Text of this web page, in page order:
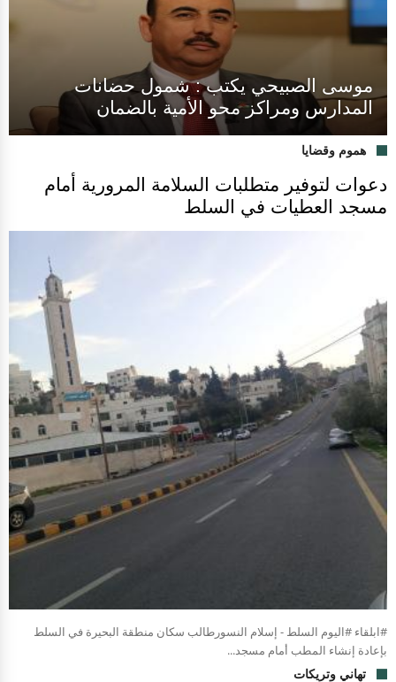
موسى الصبيحي يكتب : شمول حضانات
المدارس ومراكز محو الأمية بالضمان
هموم وقضايا
دعوات لتوفير متطلبات السلامة المرورية أمام
مسجد العطيات في السلط
#ابلقاء #اليوم السلط - إسلام النسورطالب سكان منطقة البحيرة في السلط
بإعادة إنشاء المطب أمام مسجد...
تهاني وتريكات